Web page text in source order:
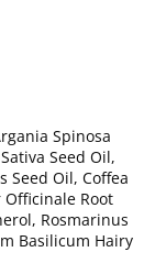
Spinosa
Seed Oil,
Seed Oil, Coffea
Officinale Root
Rosmarinus
Basilicum Hairy